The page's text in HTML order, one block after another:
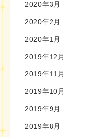
2020年3月
2020年2月
2020年1月
2019年12月
2019年11月
2019年10月
2019年9月
2019年8月